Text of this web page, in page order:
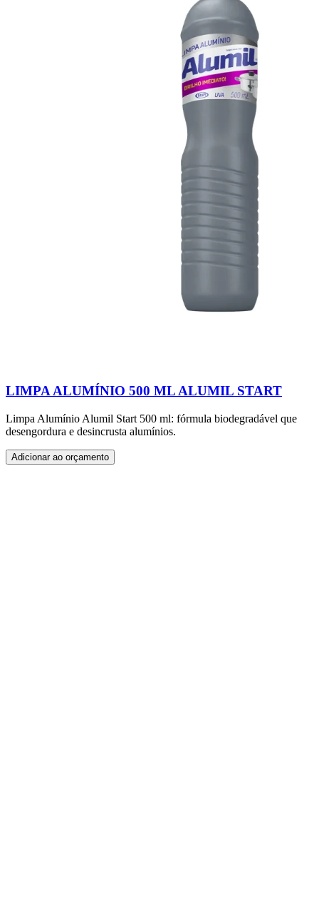
LIMPA ALUMÍNIO 500 ML ALUMIL START
Limpa Alumínio Alumil Start 500 ml: fórmula biodegradável que
desengordura e desincrusta alumínios.
Adicionar ao orçamento